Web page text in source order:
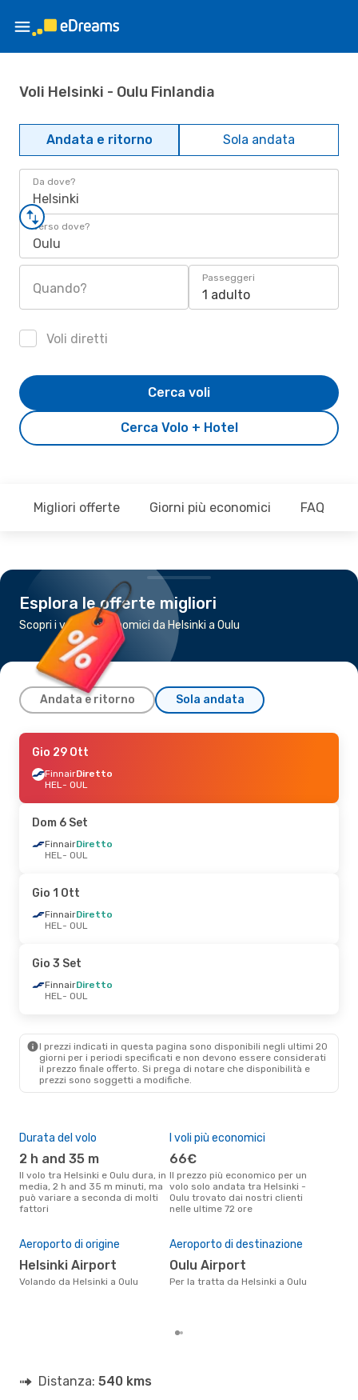
Voli Helsinki - Oulu Finlandia
Andata e ritorno Sola andata
Da dove?
Helsinki
Verso dove?
Oulu
Quando?
Passeggeri
1 adulto
Voli diretti
Cerca Volo + Hotel
Cerca voli
Migliori offerte Giorni più economici FAQ
Esplora le offerte migliori
Scopri i voli più economici da Helsinki a Oulu
Andata e ritorno Sola andata
Ven 18 Set
FinnairDiretto
HEL- OUL
OUL- HEL
Ven 11 Set- Ven 18 Set
FinnairDiretto
OUL- HEL
FinnairDiretto
HEL - OUL
FinnairDiretto
OUL
- HEL
Ven 2 Ott- Sab 3 Ott
FinnairDiretto
HEL- OUL
Finnair Diretto
OUL- HEL
Gio 29 Ott
FinnairDiretto
HEL- OUL
Dom 6 Set
FinnairDiretto
HEL- OUL
Gio 1 Ott
FinnairDiretto
HEL- OUL
Gio 3 Set
FinnairDiretto
HEL- OUL
I prezzi indicati in questa pagina sono disponibili negli ultimi 20
giorni per i periodi specificati e non devono essere considerati
il ​​prezzo finale offerto. Si prega di notare che disponibilità e
prezzi sono soggetti a modifiche.
Durata del volo
2 h and 35 m
Il volo tra Helsinki e Oulu dura, in
media, 2 h and 35 m minuti, ma
può variare a seconda di molti
fattori
I voli più economici
66€
Il prezzo più economico per un
volo solo andata tra Helsinki -
Oulu trovato dai nostri clienti
nelle ultime 72 ore
Aeroporto di origine
Helsinki Airport
Volando da Helsinki a Oulu
Aeroporto di destinazione
Oulu Airport
Per la tratta da Helsinki a Oulu
Distanza: 540 kms